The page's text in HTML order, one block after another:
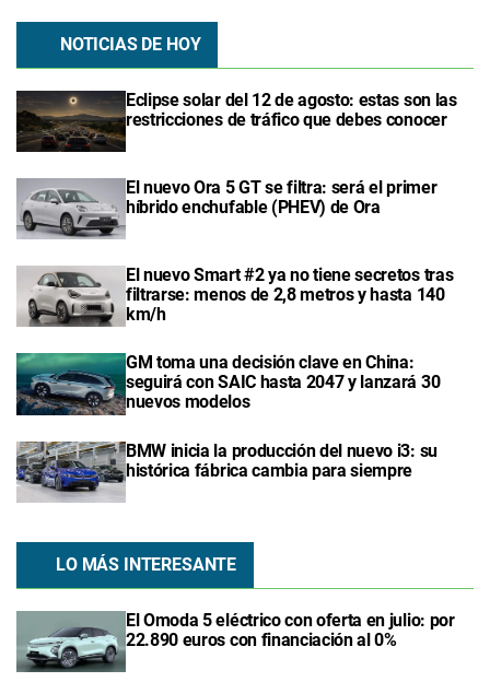
NOTICIAS DE HOY
Eclipse solar del 12 de agosto: estas son las
restricciones de tráfico que debes conocer
El nuevo Ora 5 GT se filtra: será el primer
híbrido enchufable (PHEV) de Ora
El nuevo Smart #2 ya no tiene secretos tras
filtrarse: menos de 2,8 metros y hasta 140
km/h
GM toma una decisión clave en China:
seguirá con SAIC hasta 2047 y lanzará 30
nuevos modelos
BMW inicia la producción del nuevo i3: su
histórica fábrica cambia para siempre
LO MÁS INTERESANTE
El Omoda 5 eléctrico con oferta en julio: por
22.890 euros con financiación al 0%